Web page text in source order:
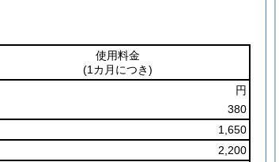
使用料金
(1カ月につき)
円
380
1,650
2,200